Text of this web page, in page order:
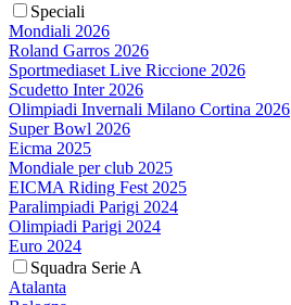
Speciali
Mondiali 2026
Roland Garros 2026
Sportmediaset Live Riccione 2026
Scudetto Inter 2026
Olimpiadi Invernali Milano Cortina 2026
Super Bowl 2026
Eicma 2025
Mondiale per club 2025
EICMA Riding Fest 2025
Paralimpiadi Parigi 2024
Olimpiadi Parigi 2024
Euro 2024
Squadra Serie A
Atalanta